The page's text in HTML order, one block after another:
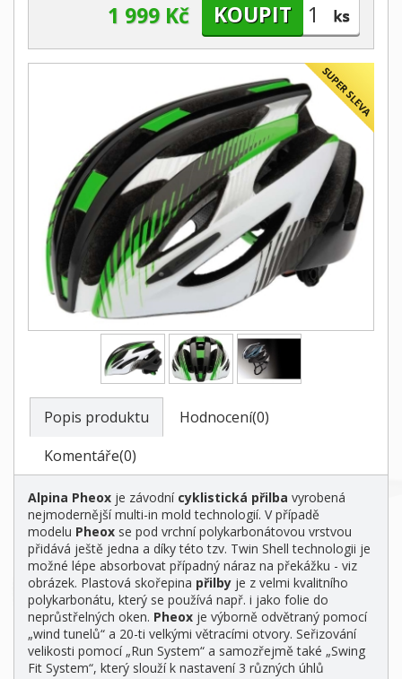
1 999 Kč
Popis produktu
Hodnocení(0)
Komentáře(0)
Alpina Pheox je závodní cyklistická přilba vyrobená
nejmodernější multi-in mold technologií. V případě
modelu Pheox se pod vrchní polykarbonátovou vrstvou
přidává ještě jedna a díky této tzv. Twin Shell technologii je
možné lépe absorbovat případný náraz na překážku - viz
obrázek. Plastová skořepina přilby je z velmi kvalitního
polykarbonátu, který se používá např. i jako folie do
neprůstřelných oken. Pheox je výborně odvětraný pomocí
„wind tunelů“ a 20-ti velkými větracími otvory. Seřizování
velikosti pomocí „Run System“ a samozřejmě také „Swing
Fit System“, který slouží k nastavení 3 různých úhlů